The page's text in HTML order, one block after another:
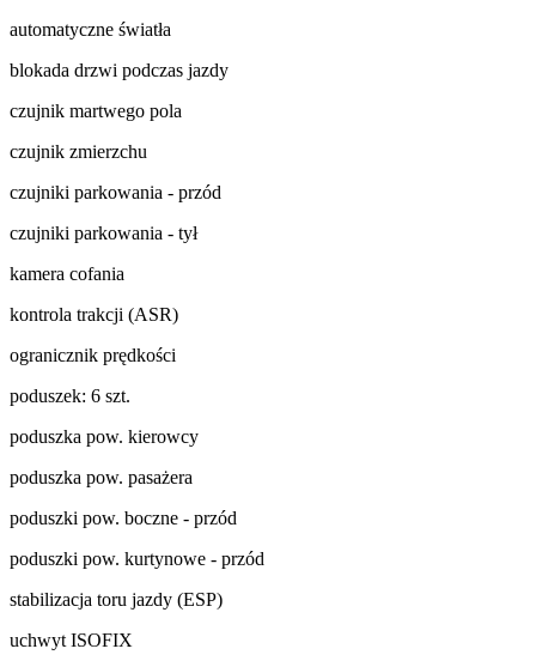
automatyczne światła
blokada drzwi podczas jazdy
czujnik martwego pola
czujnik zmierzchu
czujniki parkowania - przód
czujniki parkowania - tył
kamera cofania
kontrola trakcji (ASR)
ogranicznik prędkości
poduszek: 6 szt.
poduszka pow. kierowcy
poduszka pow. pasażera
poduszki pow. boczne - przód
poduszki pow. kurtynowe - przód
stabilizacja toru jazdy (ESP)
uchwyt ISOFIX